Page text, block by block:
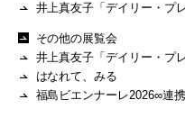
井上真友子「デイリー・プ
その他の展覧会
井上真友子「デイリー・プ
はなれて、みる
福島ビエンナーレ2026∞連